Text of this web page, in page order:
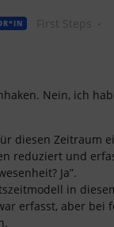
First Steps
Nein, ich
diesen Zeitraum
reduziert und
Ja”.
in
erfasst, aber bei